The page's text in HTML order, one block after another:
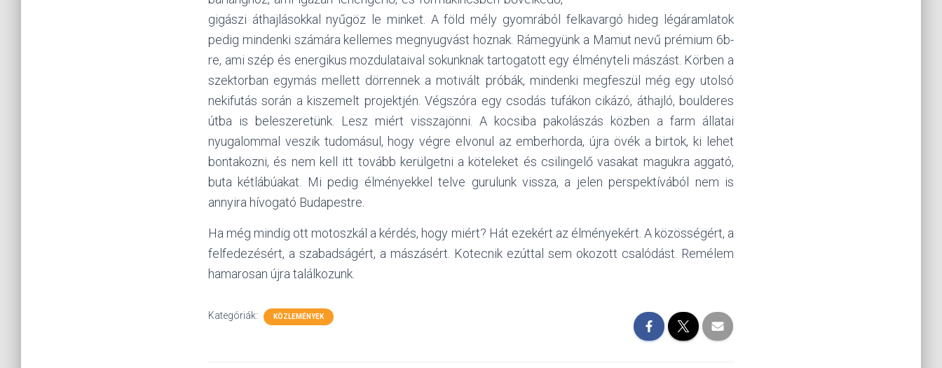
gigászi áthajlásokkal nyűgöz le minket. A föld mély gyomrából felkavargó hideg légáramlatok
pedig mindenki számára kellemes megnyugvást hoznak. Rámegyünk a Mamut nevű prémium 6b-
re, ami szép és energikus mozdulataival sokunknak tartogatott egy élményteli mászást. Körben a
szektorban egymás mellett dörrennek a motivált próbák, mindenki megfeszül még egy utolsó
nekifutás során a kiszemelt projektjén. Végszóra egy csodás tufákon cikázó, áthajló, boulderes
útba is beleszeretünk. Lesz miért visszajönni. A kocsiba pakolászás közben a farm állatai
nyugalommal veszik tudomásul, hogy végre elvonul az emberhorda, újra övék a birtok, ki lehet
bontakozni, és nem kell itt tovább kerülgetni a köteleket és csilingelő vasakat magukra aggató,
buta kétlábúakat. Mi pedig élményekkel telve gurulunk vissza, a jelen perspektívából nem is
annyira hívogató Budapestre.
Ha még mindig ott motoszkál a kérdés, hogy miért? Hát ezekért az élményekért. A közösségért, a
felfedezésért, a szabadságért, a mászásért. Kotecnik ezúttal sem okozott csalódást. Remélem
hamarosan újra találkozunk.
Kategóriák: KÖZLEMÉNYEK